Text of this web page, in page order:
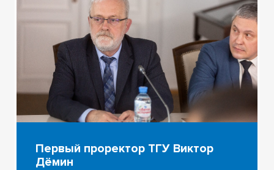
Первый проректор ТГУ Виктор
Дёмин